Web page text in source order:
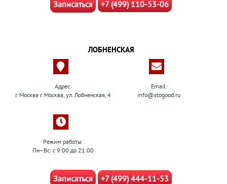
Записаться +7 (499) 110-53-06
ЛОБНЕНСКАЯ
Адрес:
г. Москва г. Москва, ул. Лобненская, 4
Email:
info@stogood.ru
Режим работы:
Пн–Вс: с 9:00 до 21:00
Записаться +7 (499) 444-11-53